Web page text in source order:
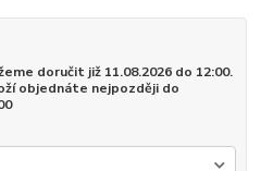
doručit již 11.08.2026 do 12:00.
objednáte nejpozději do